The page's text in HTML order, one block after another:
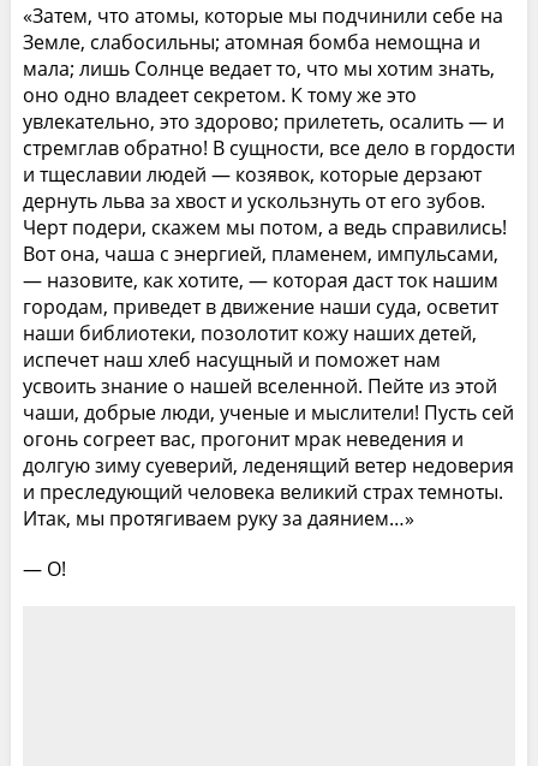
«Затем, что атомы, которые мы подчинили себе на
Земле, слабосильны; атомная бомба немощна и
мала; лишь Солнце ведает то, что мы хотим знать,
оно одно владеет секретом. К тому же это
увлекательно, это здорово; прилететь, осалить — и
стремглав обратно! В сущности, все дело в гордости
и тщеславии людей — козявок, которые дерзают
дернуть льва за хвост и ускользнуть от его зубов.
Черт подери, скажем мы потом, а ведь справились!
Вот она, чаша с энергией, пламенем, импульсами,
— назовите, как хотите, — которая даст ток нашим
городам, приведет в движение наши суда, осветит
наши библиотеки, позолотит кожу наших детей,
испечет наш хлеб насущный и поможет нам
усвоить знание о нашей вселенной. Пейте из этой
чаши, добрые люди, ученые и мыслители! Пусть сей
огонь согреет вас, прогонит мрак неведения и
долгую зиму суеверий, леденящий ветер недоверия
и преследующий человека великий страх темноты.
Итак, мы протягиваем руку за даянием…»
— О!